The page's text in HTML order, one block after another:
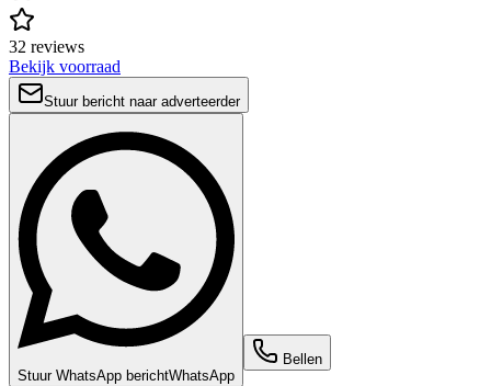
32 reviews
Bekijk voorraad
Stuur bericht naar adverteerder
Stuur WhatsApp berichtWhatsApp
Bellen